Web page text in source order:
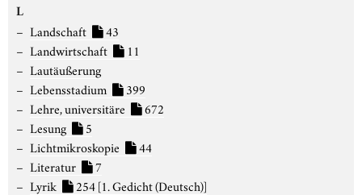
L
Landschaft
43
Landwirtschaft
11
Lautäußerung
Lebensstadium
399
Lehre, universitäre
672
Lesung
5
Lichtmikroskopie
44
Literatur
7
Lyrik
254[1. Gedicht (Deutsch)]